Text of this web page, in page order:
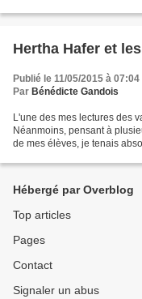
Hertha Hafer et
Publié le 11/05/2015 à 07:04
Par Bénédicte Gandois
L'une des mes lectures des
Néanmoins, pensant à
de mes élèves, je tenais
Hébergé par Overblog
Top articles
Pages
Contact
Signaler un abus